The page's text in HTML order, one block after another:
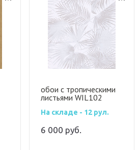
обои с тропическими
листьями WIL102
На складе - 12 рул.
6 000 руб.